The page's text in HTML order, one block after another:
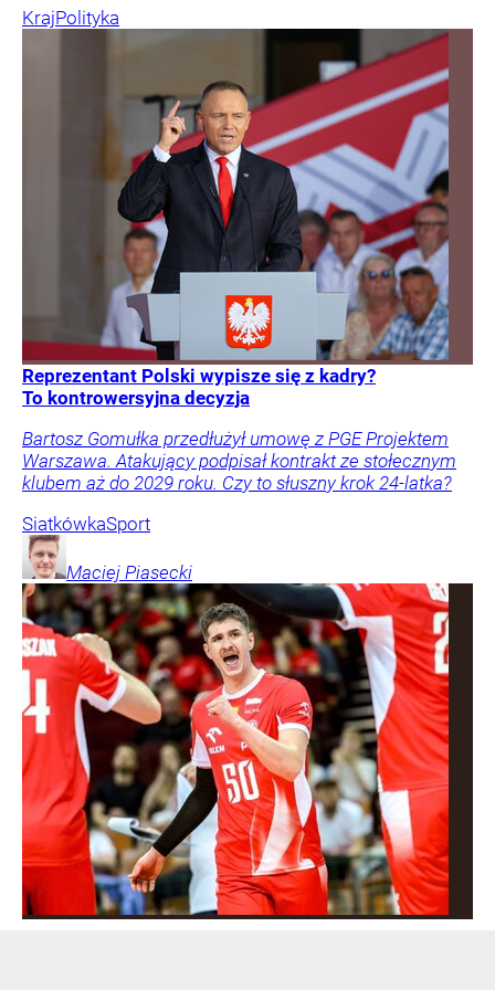
KrajPolityka
Reprezentant Polski wypisze się z kadry?
To kontrowersyjna decyzja
Bartosz Gomułka przedłużył umowę z PGE Projektem
Warszawa. Atakujący podpisał kontrakt ze stołecznym
klubem aż do 2029 roku. Czy to słuszny krok 24-latka?
SiatkówkaSport
Maciej Piasecki